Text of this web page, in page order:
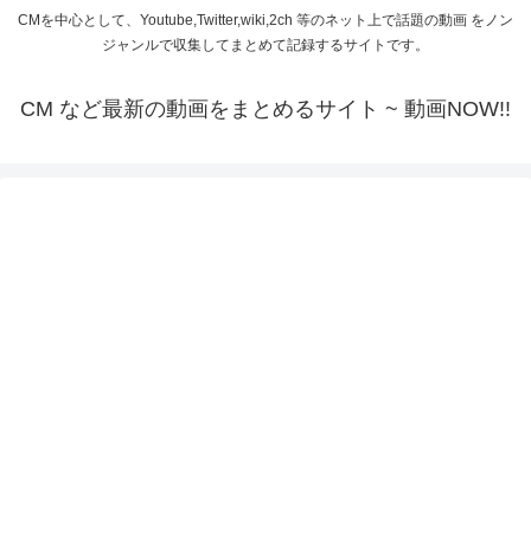
CMを中心として、Youtube,Twitter,wiki,2ch 等のネット上で話題の動画 をノン
ジャンルで収集してまとめて記録するサイトです。
CM など最新の動画をまとめるサイト ~ 動画NOW!!